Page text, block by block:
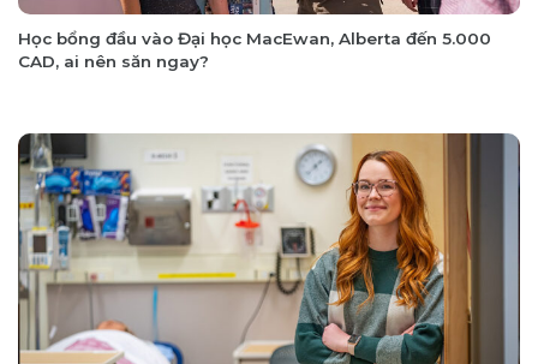
Học bổng đầu vào Đại học MacEwan, Alberta đến 5.000
CAD, ai nên săn ngay?